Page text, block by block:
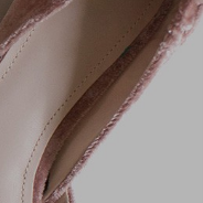
поддержкой